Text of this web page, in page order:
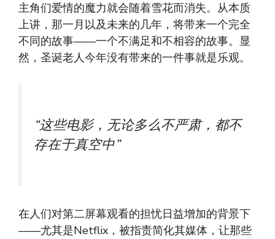
主角们爱情的魔力就会随着雪花而消失。从本质
上讲，那一月以及未来的几年，将带来一个完全
不同的故事——一个不满足和不相容的故事。显
然，圣诞老人今年没有带来的一件事就是乐观。
“这些电影，无论多么不严肃，都不
存在于真空中”
在人们对第二屏幕观看的担忧日益增加的背景下
——尤其是Netflix，被指责简化其媒体，让那些